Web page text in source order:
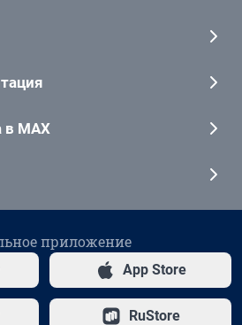
в MAX
приложение
App Store
RuStore